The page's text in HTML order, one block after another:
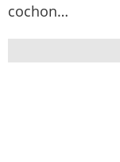
cochon…